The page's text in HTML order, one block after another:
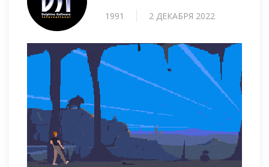
1991 2 ДЕКАБРЯ 2022